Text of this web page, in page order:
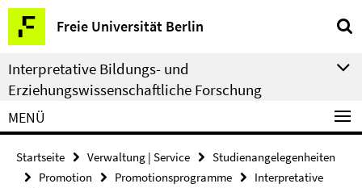
Springe
direkt
zu
Inhalt
Freie Universität Berlin
Service-
Navigation
Interpretative Bildungs- und
Erziehungswissenschaftliche Forschung
MENÜ
Startseite Verwaltung | Service
Studienangelegenheiten
Promotion
Promotionsprogramme
Interpretative